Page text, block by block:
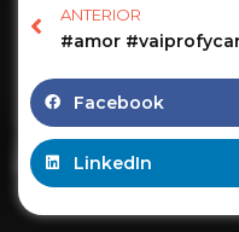
ANTERIOR
Facebook
LinkedIn